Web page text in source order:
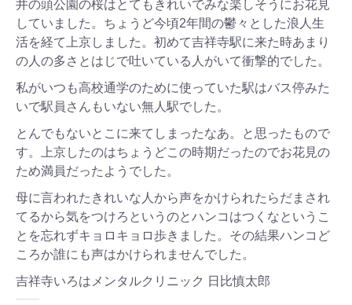
井の頭公園の桜はとてもきれいでみな楽しそうにお花見
していました。ちょうど今頃2年間の鬱々とした浪人生
活を経て上京しました。初めて吉祥寺駅に来た時あまり
の人の多さとはじで吐いている人がいて衝撃的でした。
私がいつも高校通学のために使っていた駅はバス停みた
いで駅員さんもいない無人駅でした。
とんでもないとこに来てしまったなあ。と思ったもので
す。上京したのはちょうどこの時期だったのでお花見の
ため満員だったようでした。
母に言われたきれいな人から声をかけられたらだまされ
てるから気をつけろというのとハンコはつくなというこ
とを忘れずキョロキョロ歩きました。その結果ハンコど
ころか誰にも声はかけられませんでした。
吉祥寺いろはメンタルクリニック 日比慎太郎